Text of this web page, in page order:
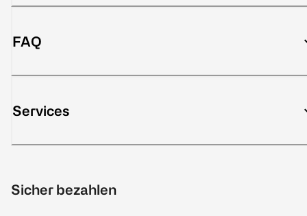
FAQ
Services
Sicher bezahlen